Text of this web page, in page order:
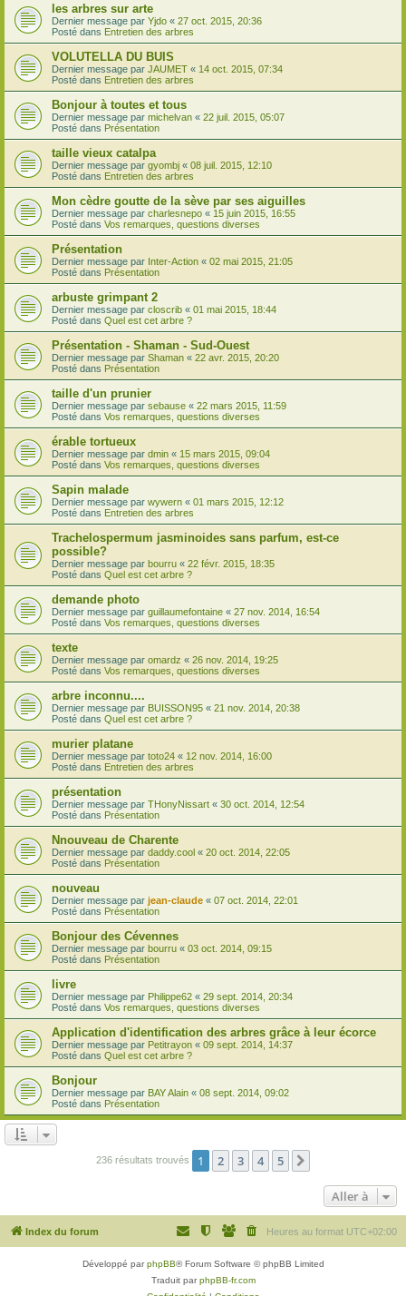
les arbres sur arte
Dernier message par Yjdo « 27 oct. 2015, 20:36
Posté dans Entretien des arbres
VOLUTELLA DU BUIS
Dernier message par JAUMET « 14 oct. 2015, 07:34
Posté dans Entretien des arbres
Bonjour à toutes et tous
Dernier message par michelvan « 22 juil. 2015, 05:07
Posté dans Présentation
taille vieux catalpa
Dernier message par gyombj « 08 juil. 2015, 12:10
Posté dans Entretien des arbres
Mon cèdre goutte de la sève par ses aiguilles
Dernier message par charlesnepo « 15 juin 2015, 16:55
Posté dans Vos remarques, questions diverses
Présentation
Dernier message par Inter-Action « 02 mai 2015, 21:05
Posté dans Présentation
arbuste grimpant 2
Dernier message par closcrib « 01 mai 2015, 18:44
Posté dans Quel est cet arbre ?
Présentation - Shaman - Sud-Ouest
Dernier message par Shaman « 22 avr. 2015, 20:20
Posté dans Présentation
taille d'un prunier
Dernier message par sebause « 22 mars 2015, 11:59
Posté dans Vos remarques, questions diverses
érable tortueux
Dernier message par dmin « 15 mars 2015, 09:04
Posté dans Vos remarques, questions diverses
Sapin malade
Dernier message par wywern « 01 mars 2015, 12:12
Posté dans Entretien des arbres
Trachelospermum jasminoides sans parfum, est-ce
possible?
Dernier message par bourru « 22 févr. 2015, 18:35
Posté dans Quel est cet arbre ?
demande photo
Dernier message par guillaumefontaine « 27 nov. 2014, 16:54
Posté dans Vos remarques, questions diverses
texte
Dernier message par omardz « 26 nov. 2014, 19:25
Posté dans Vos remarques, questions diverses
arbre inconnu....
Dernier message par BUISSON95 « 21 nov. 2014, 20:38
Posté dans Quel est cet arbre ?
murier platane
Dernier message par toto24 « 12 nov. 2014, 16:00
Posté dans Entretien des arbres
présentation
Dernier message par THonyNissart « 30 oct. 2014, 12:54
Posté dans Présentation
Nnouveau de Charente
Dernier message par daddy.cool « 20 oct. 2014, 22:05
Posté dans Présentation
nouveau
Dernier message par jean-claude « 07 oct. 2014, 22:01
Posté dans Présentation
Bonjour des Cévennes
Dernier message par bourru « 03 oct. 2014, 09:15
Posté dans Présentation
livre
Dernier message par Philippe62 « 29 sept. 2014, 20:34
Posté dans Vos remarques, questions diverses
Application d'identification des arbres grâce à leur écorce
Dernier message par Petitrayon « 09 sept. 2014, 14:37
Posté dans Quel est cet arbre ?
Bonjour
Dernier message par BAY Alain « 08 sept. 2014, 09:02
Posté dans Présentation
236 résultats trouvés 1 2 3 4 5
Aller à
Index du forum Heures au format UTC+02:00
Développé parphpBB® Forum Software © phpBB Limited
Traduit parphpBB-fr.com